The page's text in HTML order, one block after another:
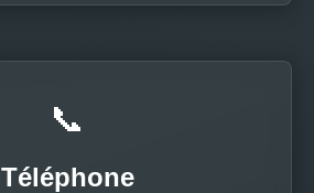
📞
Téléphone